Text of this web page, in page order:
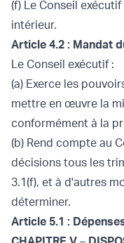
(f) Le Conseil
intérieur.
Article 4.2 : Mandat
Le Conseil exécutif :
(a) Exerce les
mettre en œuvre la
conformément à la
(b) Rend compte au
décisions tous les
3.1(f), et à d'autres
déterminer.
Article 5.1 :